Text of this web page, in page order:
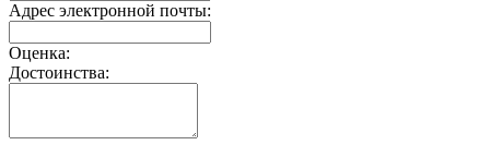
Адрес электронной почты:
Оценка:
Достоинства: